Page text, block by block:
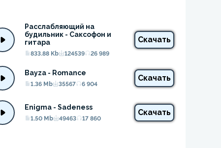
Расслабляющий на
будильник - Саксофон и
гитара
833.88 Kb 124539 26 989
Скачать
Bayza - Romance
1.36 Mb 35567 6 904
Скачать
Enigma - Sadeness
1.50 Mb 49463 17 860
Скачать